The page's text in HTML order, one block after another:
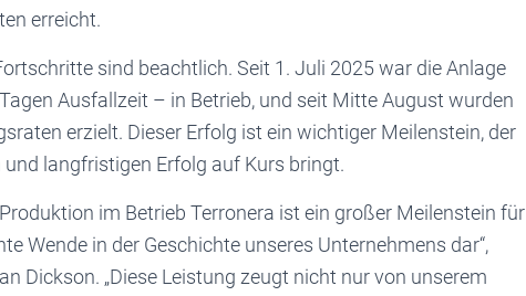
erreicht.
sind beachtlich. Seit 1. Juli 2025 war die Anlage
Ausfallzeit – in Betrieb, und seit Mitte August wurden
erzielt. Dieser Erfolg ist ein wichtiger Meilenstein, der
langfristigen Erfolg auf Kurs bringt.
im Betrieb Terronera ist ein großer Meilenstein für
Wende in der Geschichte unseres Unternehmens dar“,
Dickson. „Diese Leistung zeugt nicht nur von unserem